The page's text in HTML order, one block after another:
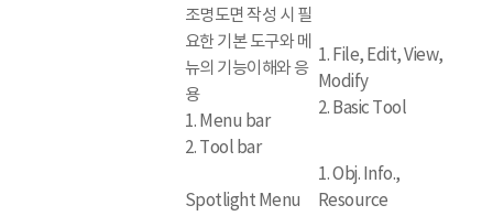
조명도면 작성 시 필
요한 기본 도구와 메
뉴의 기능이해와 응
용
1. Menu bar
2. Tool bar
1. File, Edit, View,
Modify
2. Basic Tool
Spotlight Menu
1. Obj. Info.,
Resource